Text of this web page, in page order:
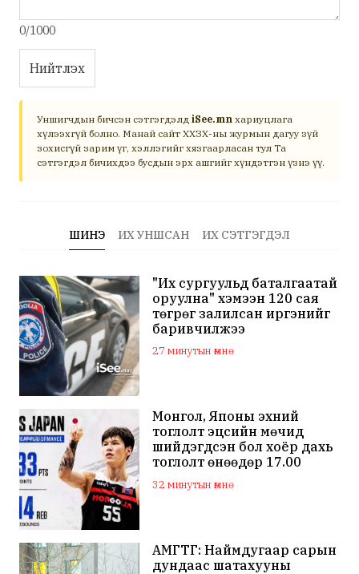
0/1000
Нийтлэх
Уншигчдын бичсэн сэтгэгдэлд iSee.mn хариуцлага
хүлээхгүй болно. Манай сайт ХХЗХ-ны журмын дагуу зүй
зохисгүй зарим үг, хэллэгийг хязгаарласан тул Та
сэтгэгдэл бичихдээ бусдын эрх ашгийг хүндэтгэн үзнэ үү.
ШИНЭ ИХ УНШСАН ИХ СЭТГЭГДЭЛ
"Их сургуульд баталгаатай
оруулна" хэмээн 120 сая
төгрөг залилсан иргэнийг
баривчилжээ
27 минутын өмнө
Монгол, Японы эхний
тоглолт эцсийн мөчид
шийдэгдсэн бол хоёр дахь
тоглолт өнөөдөр 17.00
цагаас эхэлнэ
32 минутын өмнө
АМГТГ: Наймдугаар сарын
дундаас шатахууны